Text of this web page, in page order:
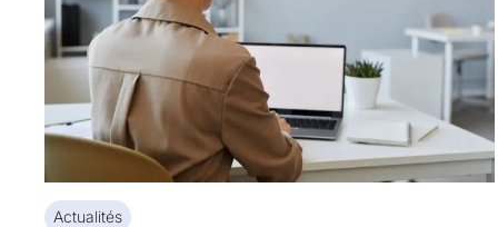
Actualités
Actualités